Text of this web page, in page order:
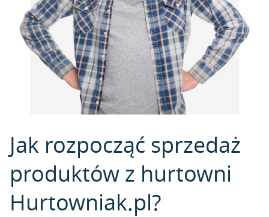
Jak rozpocząć sprzedaż
produktów z hurtowni
Hurtowniak.pl?